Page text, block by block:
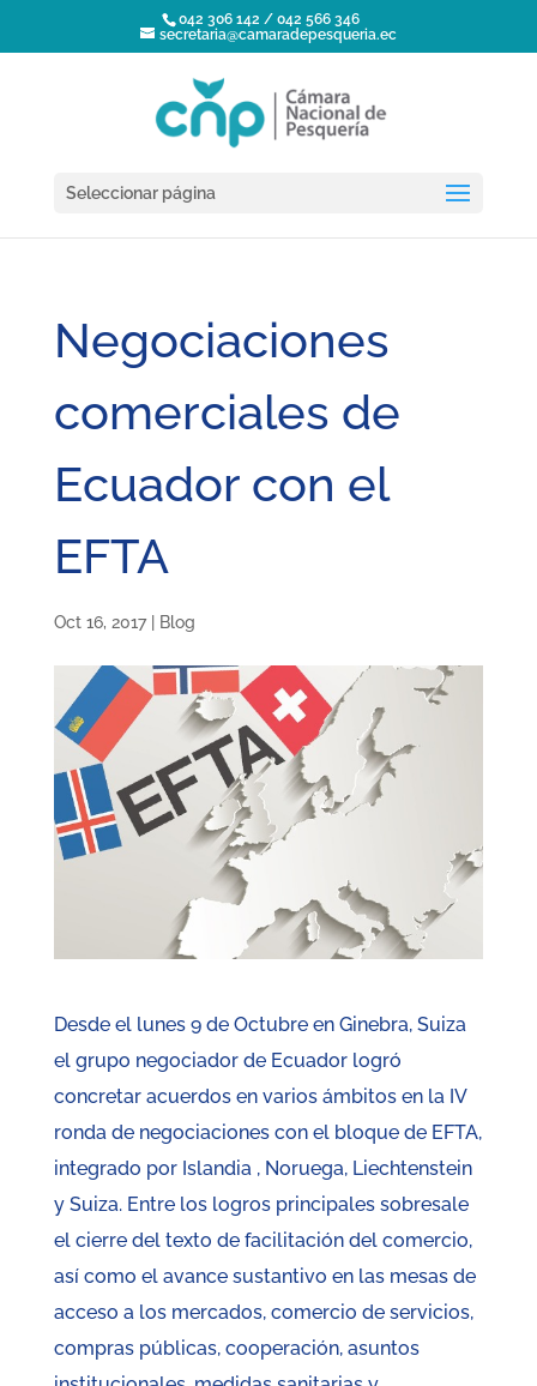
042 306 142 / 042 566 346
secretaria@camaradepesqueria.ec
Seleccionar página
Negociaciones
comerciales de
Ecuador con el
EFTA
Oct 16, 2017| Blog
Desde el lunes 9 de Octubre en Ginebra, Suiza
el grupo negociador de Ecuador logró
concretar acuerdos en varios ámbitos en la IV
ronda de negociaciones con el bloque de EFTA,
integrado por Islandia , Noruega, Liechtenstein
y Suiza. Entre los logros principales sobresale
el cierre del texto de facilitación del comercio,
así como el avance sustantivo en las mesas de
acceso a los mercados, comercio de servicios,
compras públicas, cooperación, asuntos